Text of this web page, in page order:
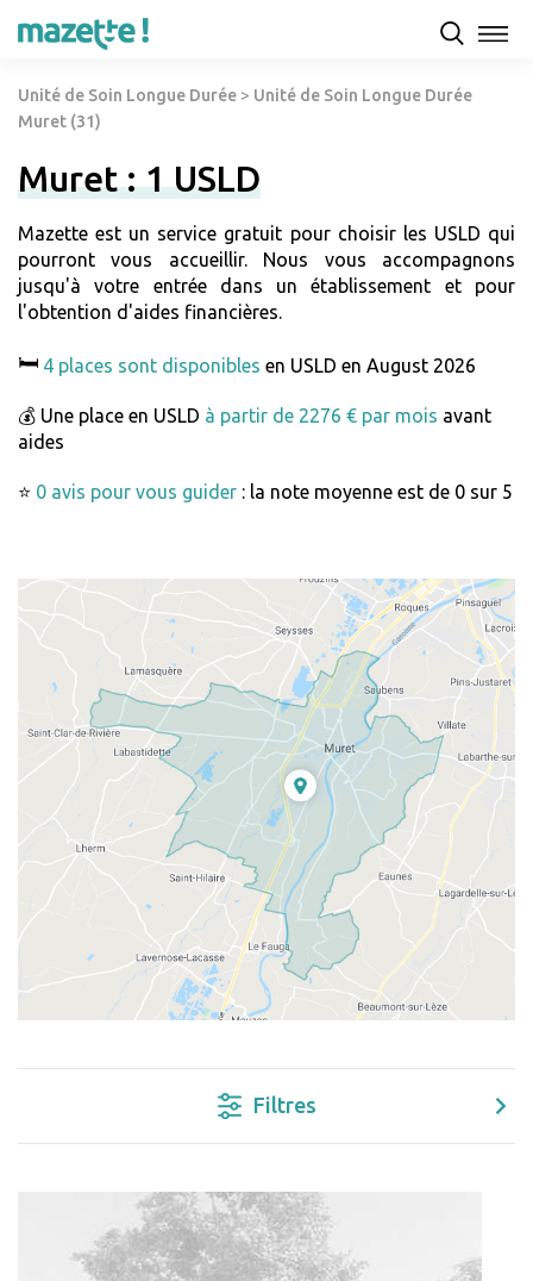
Unité de Soin Longue Durée > Unité de Soin Longue Durée
Muret (31)
Muret : 1 USLD
Mazette est un service gratuit pour choisir les USLD qui
pourront vous accueillir. Nous vous accompagnons
jusqu'à votre entrée dans un établissement et pour
l'obtention d'aides financières.
🛏️ 4 places sont disponibles en USLD en August 2026
💰 Une place en USLD à partir de 2276 € par mois avant
aides
⭐ 0 avis pour vous guider : la note moyenne est de 0 sur 5
Filtres